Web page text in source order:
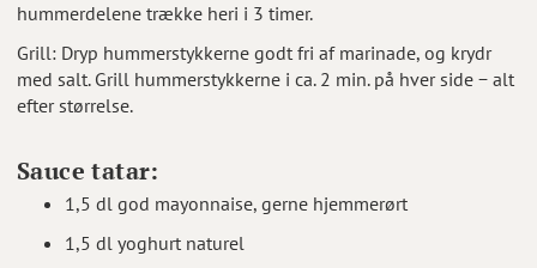
hummerdelene trække heri i 3 timer.
Grill: Dryp hummerstykkerne godt fri af marinade, og krydr
med salt. Grill hummerstykkerne i ca. 2 min. på hver side − alt
efter størrelse.
Sauce tatar:
1,5 dl god mayonnaise, gerne hjemmerørt
1,5 dl yoghurt naturel